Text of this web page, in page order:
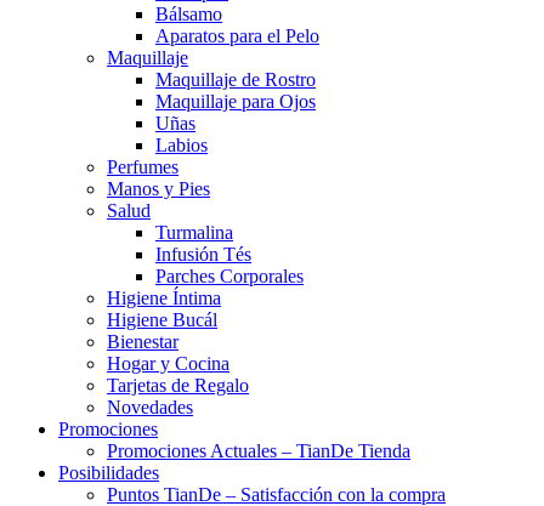
Bálsamo
Aparatos para el Pelo
Maquillaje
Maquillaje de Rostro
Maquillaje para Ojos
Uñas
Labios
Perfumes
Manos y Pies
Salud
Turmalina
Infusión Tés
Parches Corporales
Higiene Íntima
Higiene Bucál
Bienestar
Hogar y Cocina
Tarjetas de Regalo
Novedades
Promociones
Promociones Actuales – TianDe Tienda
Posibilidades
Puntos TianDe – Satisfacción con la compra